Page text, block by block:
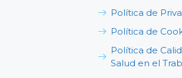
Política de
Política de
Política de
Salud en el